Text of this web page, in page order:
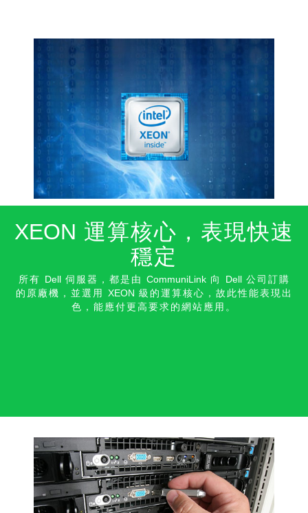
XEON 運算核心，表現快速
穩定
所有 Dell伺服器，都是由 CommuniLink向 Dell公司訂購
的原廠機，並選用 XEON 級的運算核心，故此性能表現出
色，能應付更高要求的網站應 用。